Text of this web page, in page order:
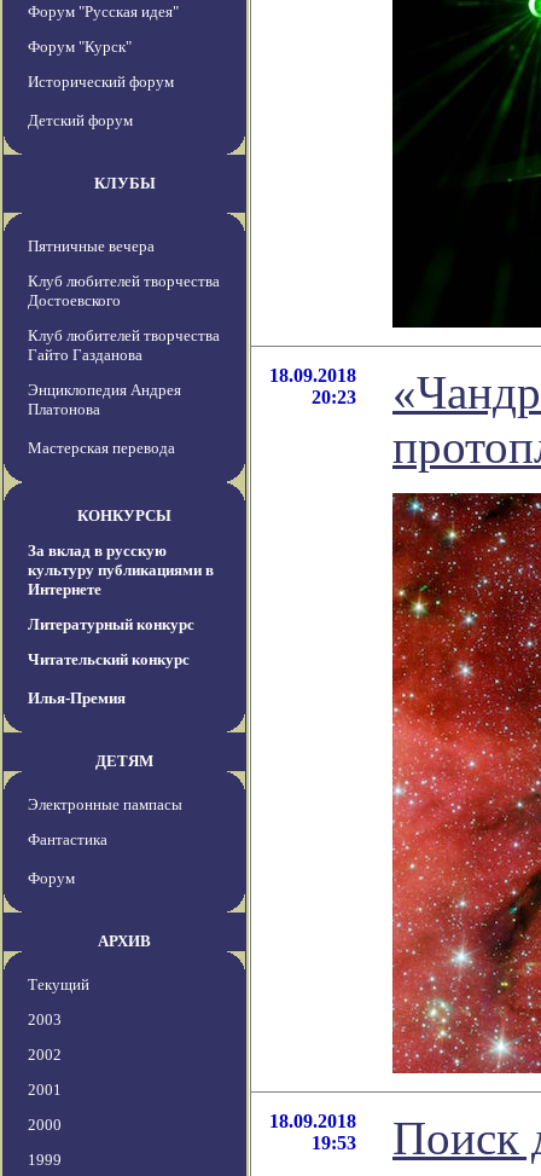
Форум "Русская идея"
Форум "Курск"
Исторический форум
Детский форум
КЛУБЫ
Пятничные вечера
Клуб любителей творчества
Достоевского
Клуб любителей творчества
Гайто Газданова
Энциклопедия Андрея
Платонова
Мастерская перевода
КОНКУРСЫ
За вклад в русскую
культуру публикациями в
Интернете
Литературный конкурс
Читательский конкурс
Илья-Премия
ДЕТЯМ
Электронные пампасы
Фантастика
Форум
АРХИВ
Текущий
2003
2002
2001
2000
1999
18.09.2018
20:23
18.09.2018
19:53
Поиск